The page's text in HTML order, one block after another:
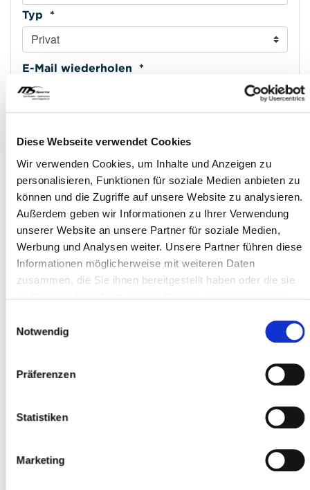
Diese Webseite verwendet Cookies
Wir verwenden Cookies, um Inhalte und Anzeigen zu
personalisieren, Funktionen für soziale Medien anbieten zu
können und die Zugriffe auf unsere Website zu analysieren.
Außerdem geben wir Informationen zu Ihrer Verwendung
unserer Website an unsere Partner für soziale Medien,
Werbung und Analysen weiter. Unsere Partner führen diese
Informationen möglicherweise mit weiteren Daten
zusammen, die Sie ihnen bereitgestellt haben oder die sie
Notwendig
Präferenzen
Statistiken
Marketing
Typ *
E-Mail wiederholen *
Typ *
Postleitzahl *
Teilnehmer